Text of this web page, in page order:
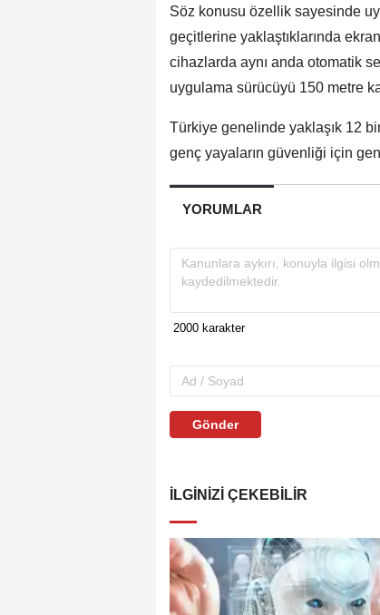
Söz konusu özellik sayesinde
geçitlerine yaklaştıklarında
cihazlarda aynı anda otomatik
uygulama sürücüyü 150 metre
Türkiye genelinde yaklaşık 12
genç yayaların güvenliği için
YORUMLAR
Gönder
İLGINIZI ÇEKEBILIR